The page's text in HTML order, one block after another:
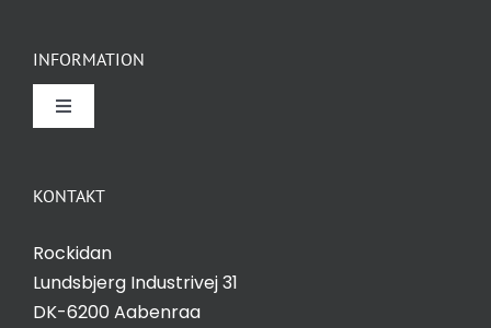
KONTAKT
Rockidan
Lundsbjerg Industrivej 31
DK-6200 Aabenraa
INFORMATION
Toggle
Salgs- og leveringsbetingelser